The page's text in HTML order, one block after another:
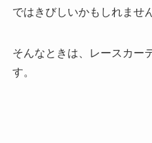
ではきびしいかもしれません
そんなときは、レースカー
す。